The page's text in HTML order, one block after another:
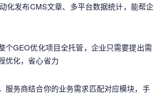
化发布CMS文章、多平台数据统计，能帮企
个GEO优化项目全托管，企业只需要提出需
优化，省心省力
服务商结合你的业务需求匹配对应模块，手